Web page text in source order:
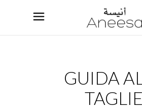
GUIDA
TAGLIE